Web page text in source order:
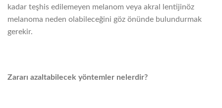
kadar teşhis edilemeyen melanom veya akral lentijinöz
melanoma neden olabileceğini göz önünde bulundurmak
gerekir.
Zararı azaltabilecek yöntemler nelerdir?